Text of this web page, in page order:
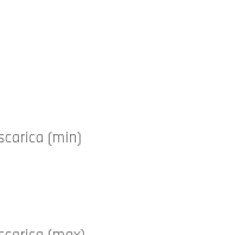
(min)